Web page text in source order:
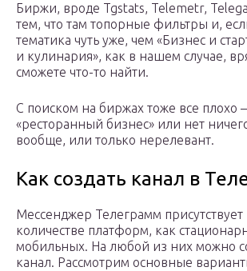
Биржи, вроде Tgstats, Telemetr,
тем, что там топорные фильтры и,
тематика чуть уже, чем «Бизнес и
и кулинария», как в нашем случае,
сможете что-то найти.
С поиском на биржах тоже все плохо
«ресторанный бизнес» или нет
вообще, или только нерелевант.
Как создать канал в
Мессенджер Телеграмм
количестве платформ, как
мобильных. На любой из них можно
канал. Рассмотрим основные